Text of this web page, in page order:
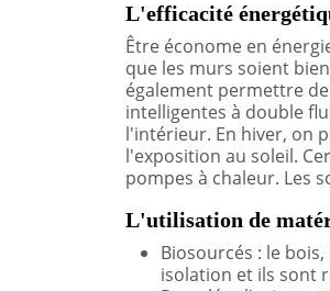
L'efficacité
Être économe en
que les murs soient
également permettre
intelligentes à double
l'intérieur. En hiver, on
l'exposition au soleil.
pompes à chaleur. Les
L'utilisation de
Biosourcés : le
isolation et ils sont